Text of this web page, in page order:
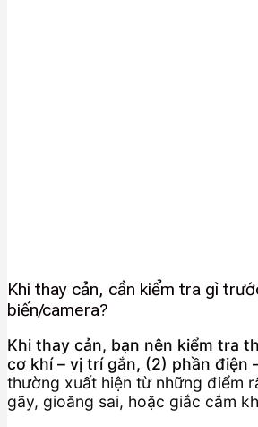
Khi thay cản, cần kiểm tra gì
biến/camera?
Khi thay cản, bạn nên kiểm tra
cơ khí – vị trí gắn, (2) phần điện
thường xuất hiện từ những điểm
gãy, gioăng sai, hoặc giắc cắm